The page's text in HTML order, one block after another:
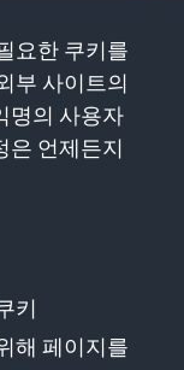
melden
요한 쿠키를
부 사이트의
명의 사용자
은 언제든지
키
해 페이지를